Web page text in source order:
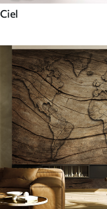
Ciel